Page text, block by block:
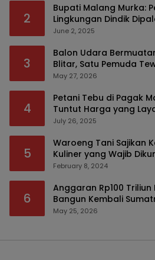
2
Bupati Malang Murka:
Lingkungan Dindik
Modus Tumpengan,
June 2, 2025
3
Balon Udara
Blitar, Satu Pemuda
Serius
May 27, 2026
4
Petani Tebu di Pagak
Tuntut Harga yang
July 26, 2025
5
Waroeng Tani Sajikan
Kuliner yang Wajib
February 8, 2024
6
Anggaran Rp100
Bangun Kembali
Bencana Bakal
May 25, 2026